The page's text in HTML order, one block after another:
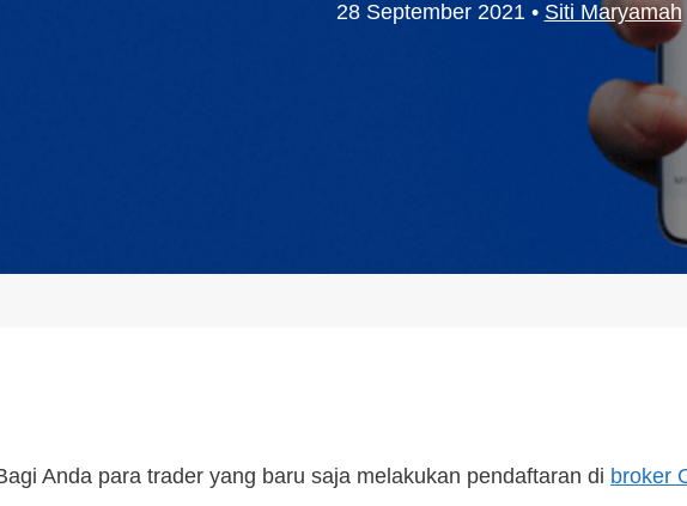
28 September 2021 • Siti Maryamah
Anda para trader yang baru saja melakukan pendaftaran di broker